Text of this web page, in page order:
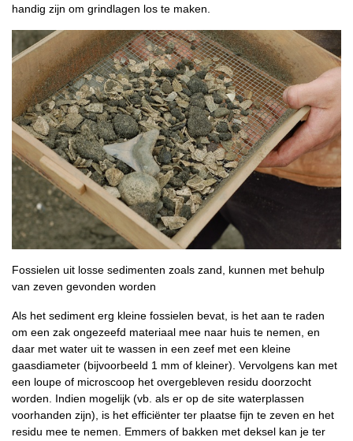
handig zijn om grindlagen los te maken.
Fossielen uit losse sedimenten zoals zand, kunnen met behulp
van zeven gevonden worden
Als het sediment erg kleine fossielen bevat, is het aan te raden
om een zak ongezeefd materiaal mee naar huis te nemen, en
daar met water uit te wassen in een zeef met een kleine
gaasdiameter (bijvoorbeeld 1 mm of kleiner). Vervolgens kan met
een loupe of microscoop het overgebleven residu doorzocht
worden. Indien mogelijk (vb. als er op de site waterplassen
voorhanden zijn), is het efficiënter ter plaatse fijn te zeven en het
residu mee te nemen. Emmers of bakken met deksel kan je ter